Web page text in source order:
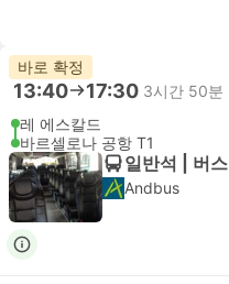
바로 확정
13:40 17:30 3시간 50분
레 에스칼드
바르셀로나 공항 T1
일반석 | 버스
Andbus